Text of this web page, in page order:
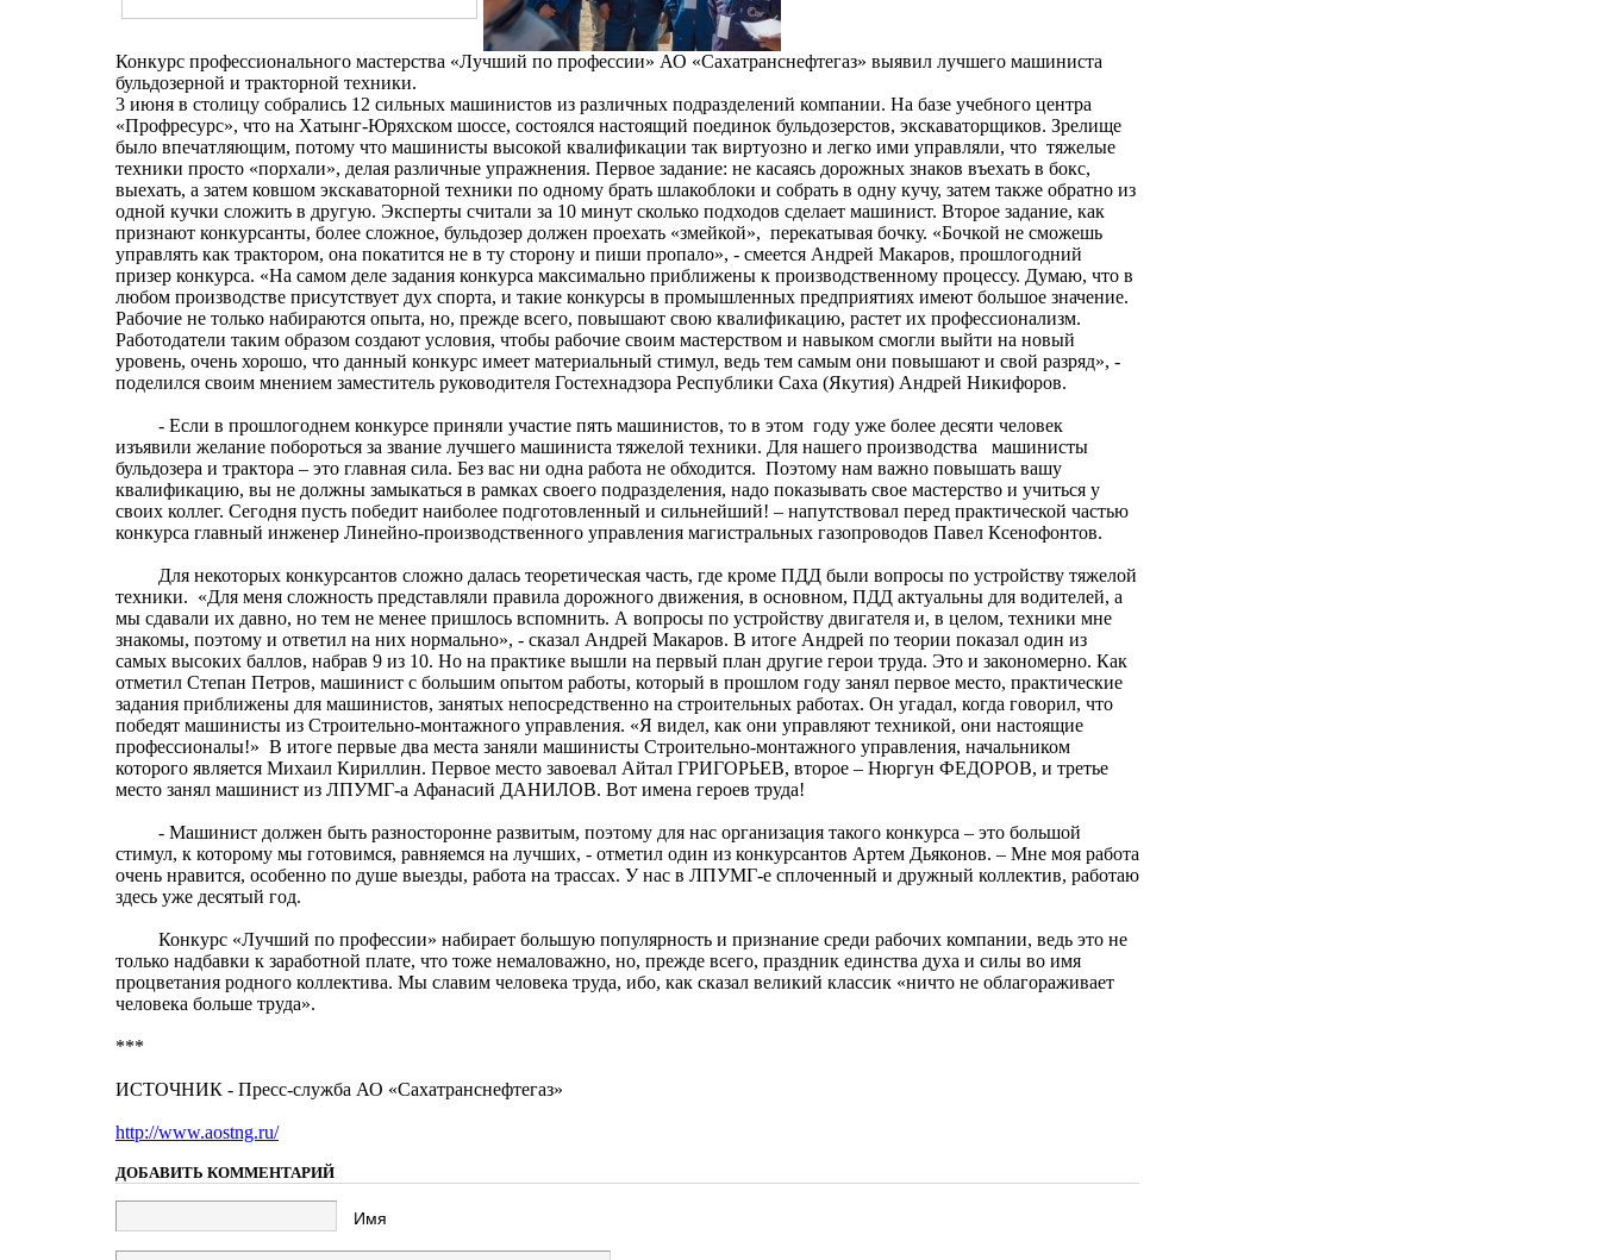
Конкурс профессионального мастерства «Лучший по профессии» АО «Сахатранснефтегаз» выявил лучшего машиниста
бульдозерной и тракторной техники.
3 июня в столицу собрались 12 сильных машинистов из различных подразделений компании. На базе учебного центра
«Профресурс», что на Хатынг-Юряхском шоссе, состоялся настоящий поединок бульдозерстов, экскаваторщиков. Зрелище
было впечатляющим, потому что машинисты высокой квалификации так виртуозно и легко ими управляли, что тяжелые
техники просто «порхали», делая различные упражнения. Первое задание: не касаясь дорожных знаков въехать в бокс,
выехать, а затем ковшом экскаваторной техники по одному брать шлакоблоки и собрать в одну кучу, затем также обратно из
одной кучки сложить в другую. Эксперты считали за 10 минут сколько подходов сделает машинист. Второе задание, как
признают конкурсанты, более сложное, бульдозер должен проехать «змейкой», перекатывая бочку. «Бочкой не сможешь
управлять как трактором, она покатится не в ту сторону и пиши пропало», - смеется Андрей Макаров, прошлогодний
призер конкурса. «На самом деле задания конкурса максимально приближены к производственному процессу. Думаю, что в
любом производстве присутствует дух спорта, и такие конкурсы в промышленных предприятиях имеют большое значение.
Рабочие не только набираются опыта, но, прежде всего, повышают свою квалификацию, растет их профессионализм.
Работодатели таким образом создают условия, чтобы рабочие своим мастерством и навыком смогли выйти на новый
уровень, очень хорошо, что данный конкурс имеет материальный стимул, ведь тем самым они повышают и свой разряд», -
поделился своим мнением заместитель руководителя Гостехнадзора Республики Саха (Якутия) Андрей Никифоров.
- Если в прошлогоднем конкурсе приняли участие пять машинистов, то в этом году уже более десяти человек
изъявили желание побороться за звание лучшего машиниста тяжелой техники. Для нашего производства машинисты
бульдозера и трактора – это главная сила. Без вас ни одна работа не обходится. Поэтому нам важно повышать вашу
квалификацию, вы не должны замыкаться в рамках своего подразделения, надо показывать свое мастерство и учиться у
своих коллег. Сегодня пусть победит наиболее подготовленный и сильнейший! – напутствовал перед практической частью
конкурса главный инженер Линейно-производственного управления магистральных газопроводов Павел Ксенофонтов.
Для некоторых конкурсантов сложно далась теоретическая часть, где кроме ПДД были вопросы по устройству тяжелой
техники. «Для меня сложность представляли правила дорожного движения, в основном, ПДД актуальны для водителей, а
мы сдавали их давно, но тем не менее пришлось вспомнить. А вопросы по устройству двигателя и, в целом, техники мне
знакомы, поэтому и ответил на них нормально», - сказал Андрей Макаров. В итоге Андрей по теории показал один из
самых высоких баллов, набрав 9 из 10. Но на практике вышли на первый план другие герои труда. Это и закономерно. Как
отметил Степан Петров, машинист с большим опытом работы, который в прошлом году занял первое место, практические
задания приближены для машинистов, занятых непосредственно на строительных работах. Он угадал, когда говорил, что
победят машинисты из Строительно-монтажного управления. «Я видел, как они управляют техникой, они настоящие
профессионалы!» В итоге первые два места заняли машинисты Строительно-монтажного управления, начальником
которого является Михаил Кириллин. Первое место завоевал Айтал ГРИГОРЬЕВ, второе – Нюргун ФЕДОРОВ, и третье
место занял машинист из ЛПУМГ-а Афанасий ДАНИЛОВ. Вот имена героев труда!
- Машинист должен быть разносторонне развитым, поэтому для нас организация такого конкурса – это большой
стимул, к которому мы готовимся, равняемся на лучших, - отметил один из конкурсантов Артем Дьяконов. – Мне моя работа
очень нравится, особенно по душе выезды, работа на трассах. У нас в ЛПУМГ-е сплоченный и дружный коллектив, работаю
здесь уже десятый год.
Конкурс «Лучший по профессии» набирает большую популярность и признание среди рабочих компании, ведь это не
только надбавки к заработной плате, что тоже немаловажно, но, прежде всего, праздник единства духа и силы во имя
процветания родного коллектива. Мы славим человека труда, ибо, как сказал великий классик «ничто не облагораживает
человека больше труда».
***
ИСТОЧНИК - Пресс-служба АО «Сахатранснефтегаз»
http://www.aostng.ru/
ДОБАВИТЬ КОММЕНТАРИЙ
Имя